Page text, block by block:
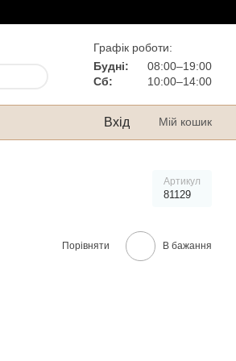
Графік роботи:
Будні:
08:00–19:00
Сб:
10:00–14:00
Вхід Мій кошик
Артикул
81129
Порівняти В бажання